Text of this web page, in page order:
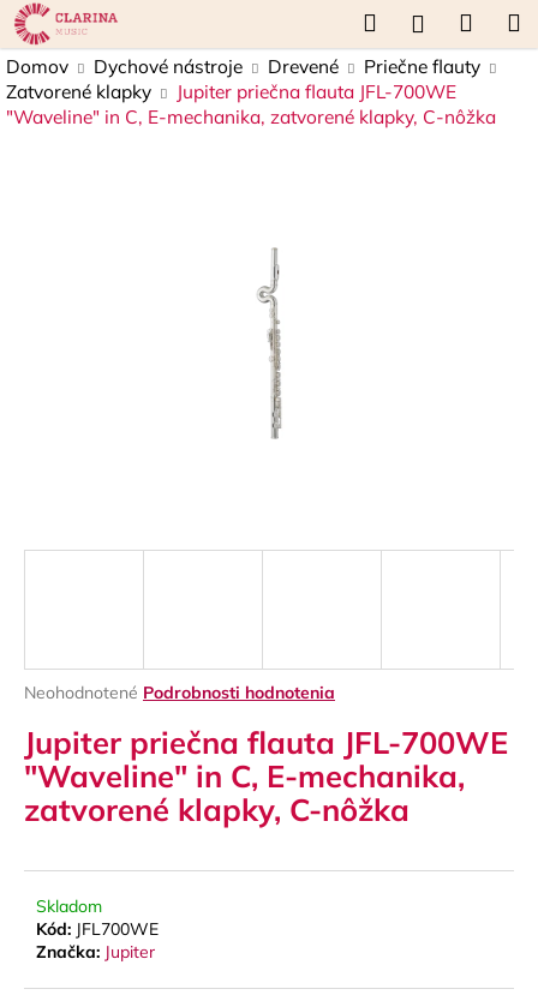
Prejsť
na
obsah
Hľadať
košík
Domov Dychové nástroje Drevené
Priečne flauty
Zatvorené klapky
Jupiter priečna flauta JFL-700WE
"Waveline" in C, E-mechanika, zatvorené klapky, C-nôžka
Priemerné
produktu
je
0,0
z
5
Neohodnotené Podrobnosti hodnotenia
Jupiter priečna flauta JFL-700WE
"Waveline" in C, E-mechanika,
zatvorené klapky, C-nôžka
Skladom
Kód: JFL700WE
Značka: Jupiter
K
o
š
Späť
Späť
Č
ť
?
HĽADAŤ
O
d